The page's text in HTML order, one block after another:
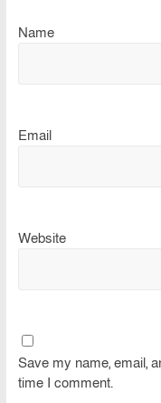
Name
Email
Website
Save my name, email,
time I comment.